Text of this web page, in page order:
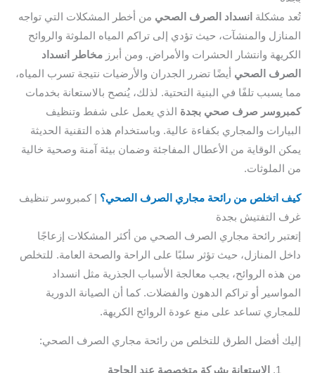
مشكلةانسداد الصرف الصحيمن أخطر المشكلات التي تواجه
والمنشآت، حيث تؤدي إلى تراكم المياه الملوثة والروائح
وانتشار الحشرات والأمراض. ومن أبرزمخاطر انسداد
الصحيأيضًا تضرر الجدران والأرضيات نتيجة تسرب المياه،
يسبب تلفًا في البنية التحتية. لذلك، يُنصح بالاستعانة بخدمات
صرف صحي بجدةالذي يعمل على شفط وتنظيف
والمجاري بكفاءة عالية. وباستخدام هذه التقنية الحديثة
الوقاية من الأعطال المفاجئة وضمان بيئة آمنة وصحية خالية
اتخلص من رائحة مجاري الصرف الصحي؟| كمبروسر تنظيف
التفتيش بجدة
رائحة مجاري الصرف الصحي من أكثر المشكلات إزعاجًا
المنازل، حيث تؤثر سلبًا على الراحة والصحة العامة. للتخلص
الروائح، يجب معالجة الأسباب الجذرية مثل انسداد
أو تراكم الدهون والفضلات. كما أن الصيانة الدورية
تساعد على منع عودة الروائح الكريهة.
أفضل الطرق للتخلص من رائحة مجاري الصرف الصحي:
الاستعانة بشركة متخصصة عند الحاجة